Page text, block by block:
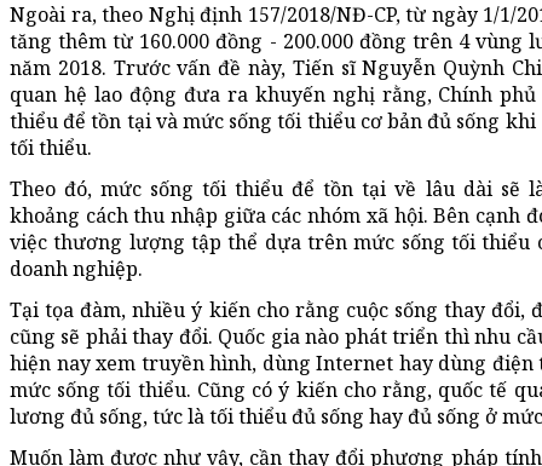
Ngoài ra, theo Nghị định 157/2018/NĐ-CP, từ ngày 1/1/
tăng thêm từ 160.000 đồng - 200.000 đồng trên 4 vùng
năm 2018. Trước vấn đề này, Tiến sĩ Nguyễn Quỳnh
quan hệ lao động đưa ra khuyến nghị rằng, Chính
thiểu để tồn tại và mức sống tối thiểu cơ bản đủ sống
tối thiểu.
Theo đó, mức sống tối thiểu để tồn tại về lâu dài sẽ
khoảng cách thu nhập giữa các nhóm xã hội. Bên cạnh
việc thương lượng tập thể dựa trên mức sống tối thiểu
doanh nghiệp.
Tại tọa đàm, nhiều ý kiến cho rằng cuộc sống thay đổi,
cũng sẽ phải thay đổi. Quốc gia nào phát triển thì nhu
hiện nay xem truyền hình, dùng Internet hay dùng
mức sống tối thiểu. Cũng có ý kiến cho rằng, quốc tế
lương đủ sống, tức là tối thiểu đủ sống hay đủ sống ở
Muốn làm được như vậy, cần thay đổi phương pháp